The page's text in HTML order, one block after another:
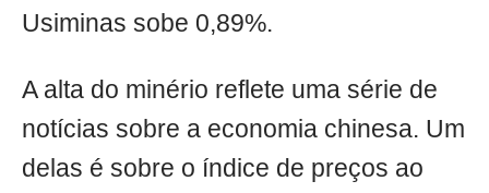
Usiminas sobe 0,89%.
A alta do minério reflete uma série de
notícias sobre a economia chinesa. Um
delas é sobre o índice de preços ao